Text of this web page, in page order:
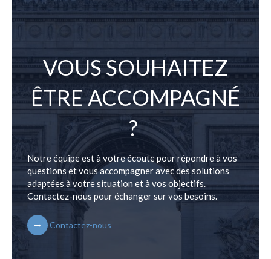
VOUS SOUHAITEZ
ÊTRE ACCOMPAGNÉ
?
Notre équipe est à votre écoute pour répondre à vos
questions et vous accompagner avec des solutions
adaptées à votre situation et à vos objectifs.
Contactez-nous pour échanger sur vos besoins.
Contactez-nous